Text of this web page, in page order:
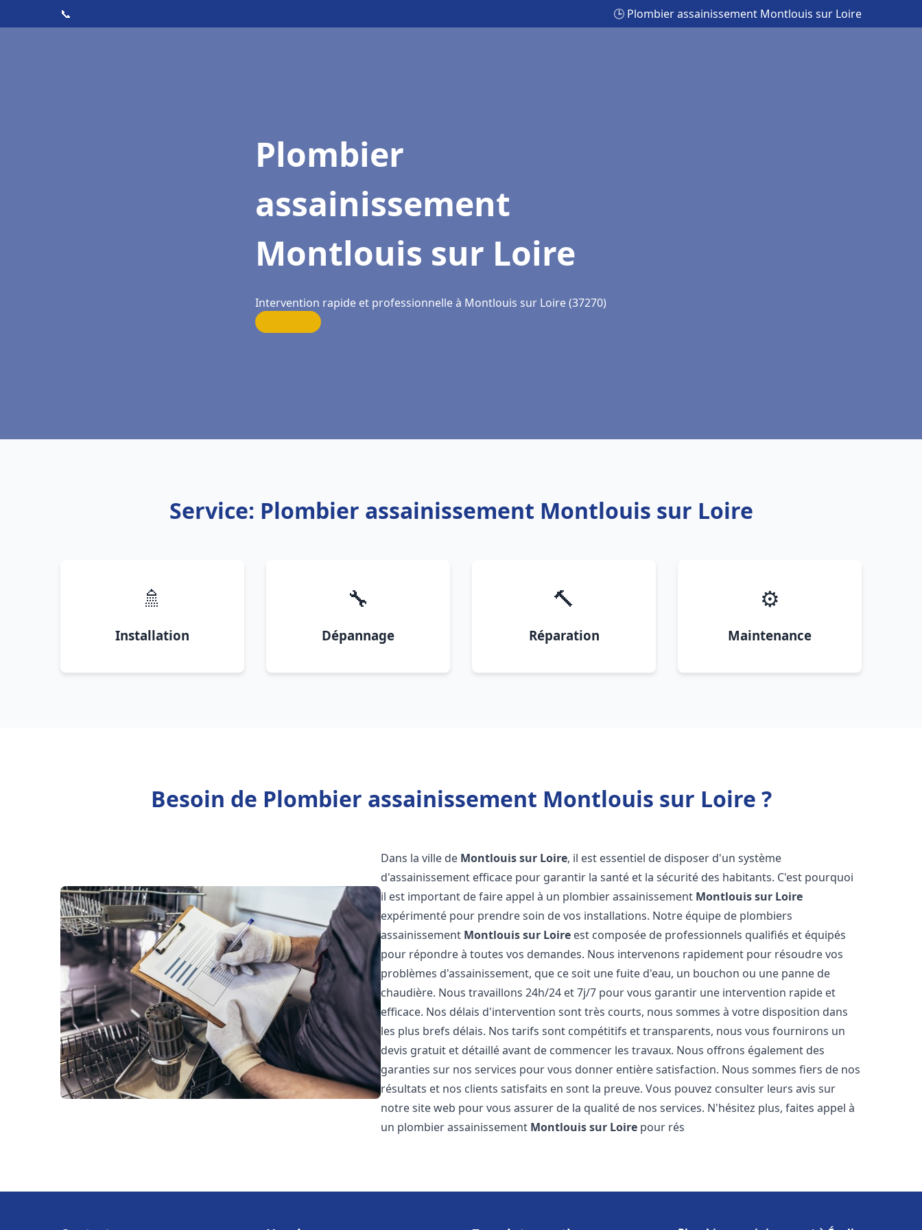
📞 🕒 Plombier assainissement Montlouis sur Loire
Plombier
assainissement
Montlouis sur Loire
Intervention rapide et professionnelle à Montlouis sur Loire (37270)
Service: Plombier assainissement Montlouis sur Loire
🚿
Installation
🔧
Dépannage
🔨
Réparation
⚙️
Maintenance
Besoin de Plombier assainissement Montlouis sur Loire ?
Dans la ville de Montlouis sur Loire, il est essentiel de disposer d'un système
d'assainissement efficace pour garantir la santé et la sécurité des habitants. C'est pourquoi
il est important de faire appel à un plombier assainissement Montlouis sur Loire
expérimenté pour prendre soin de vos installations. Notre équipe de plombiers
assainissement Montlouis sur Loire est composée de professionnels qualifiés et équipés
pour répondre à toutes vos demandes. Nous intervenons rapidement pour résoudre vos
problèmes d'assainissement, que ce soit une fuite d'eau, un bouchon ou une panne de
chaudière. Nous travaillons 24h/24 et 7j/7 pour vous garantir une intervention rapide et
efficace. Nos délais d'intervention sont très courts, nous sommes à votre disposition dans
les plus brefs délais. Nos tarifs sont compétitifs et transparents, nous vous fournirons un
devis gratuit et détaillé avant de commencer les travaux. Nous offrons également des
garanties sur nos services pour vous donner entière satisfaction. Nous sommes fiers de nos
résultats et nos clients satisfaits en sont la preuve. Vous pouvez consulter leurs avis sur
notre site web pour vous assurer de la qualité de nos services. N'hésitez plus, faites appel à
un plombier assainissement Montlouis sur Loire pour rés